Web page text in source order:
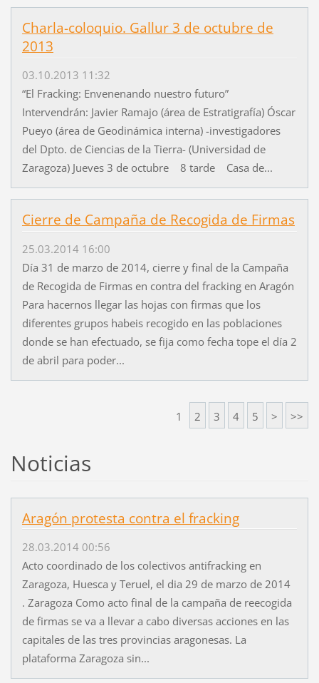
Charla-coloquio. Gallur 3 de octubre de
2013
03.10.2013 11:32
“El Fracking: Envenenando nuestro futuro”
Intervendrán: Javier Ramajo (área de Estratigrafía) Óscar
Pueyo (área de Geodinámica interna) -investigadores
del Dpto. de Ciencias de la Tierra- (Universidad de
Zaragoza) Jueves 3 de octubre 8 tarde Casa de...
Cierre de Campaña de Recogida de Firmas
25.03.2014 16:00
Día 31 de marzo de 2014, cierre y final de la Campaña
de Recogida de Firmas en contra del fracking en Aragón
Para hacernos llegar las hojas con firmas que los
diferentes grupos habeis recogido en las poblaciones
donde se han efectuado, se fija como fecha tope el día 2
de abril para poder...
1 2 3 4 5 > >>
Noticias
Aragón protesta contra el fracking
28.03.2014 00:56
Acto coordinado de los colectivos antifracking en
Zaragoza, Huesca y Teruel, el dia 29 de marzo de 2014
. Zaragoza Como acto final de la campaña de reecogida
de firmas se va a llevar a cabo diversas acciones en las
capitales de las tres provincias aragonesas. La
plataforma Zaragoza sin...